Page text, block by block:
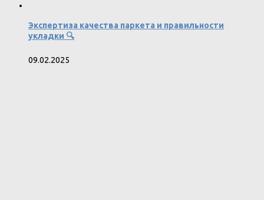
Экспертиза качества паркета и правильности
укладки 🔍
09.02.2025